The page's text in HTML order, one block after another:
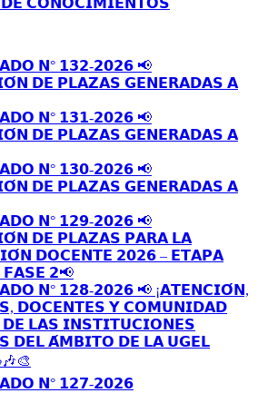
𝗖𝗢𝗡𝗢𝗖𝗜𝗠𝗜𝗘𝗡𝗧𝗢𝗦
𝗡° 𝟭𝟯𝟮-𝟮𝟬𝟮𝟲 📢
𝗗𝗘 𝗣𝗟𝗔𝗭𝗔𝗦 𝗚𝗘𝗡𝗘𝗥𝗔𝗗𝗔𝗦 𝗔
𝗡° 𝟭𝟯𝟭-𝟮𝟬𝟮𝟲 📢
𝗗𝗘 𝗣𝗟𝗔𝗭𝗔𝗦 𝗚𝗘𝗡𝗘𝗥𝗔𝗗𝗔𝗦 𝗔
𝗡° 𝟭𝟯𝟬-𝟮𝟬𝟮𝟲 📢
𝗗𝗘 𝗣𝗟𝗔𝗭𝗔𝗦 𝗚𝗘𝗡𝗘𝗥𝗔𝗗𝗔𝗦 𝗔
𝗡° 𝟭𝟮𝟵-𝟮𝟬𝟮𝟲 📢
𝗗𝗘 𝗣𝗟𝗔𝗭𝗔𝗦 𝗣𝗔𝗥𝗔 𝗟𝗔
𝗗𝗢𝗖𝗘𝗡𝗧𝗘 𝟮𝟬𝟮𝟲 – 𝗘𝗧𝗔𝗣𝗔
𝟮📢
𝗡° 𝟭𝟮𝟴-𝟮𝟬𝟮𝟲 📢 ¡𝗔𝗧𝗘𝗡𝗖𝗜𝗢́𝗡,
𝗗𝗢𝗖𝗘𝗡𝗧𝗘𝗦 𝗬 𝗖𝗢𝗠𝗨𝗡𝗜𝗗𝗔𝗗
𝗟𝗔𝗦 𝗜𝗡𝗦𝗧𝗜𝗧𝗨𝗖𝗜𝗢𝗡𝗘𝗦
𝗗𝗘𝗟 𝗔́𝗠𝗕𝗜𝗧𝗢 𝗗𝗘 𝗟𝗔 𝗨𝗚𝗘𝗟
𝗡° 𝟭𝟮𝟳-𝟮𝟬𝟮𝟲